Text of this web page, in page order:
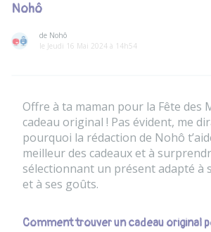
Nohô
de Nohô
le Jeudi 16 Mai 2024 à 14h54
Offre à ta maman pour la Fête des
cadeau original ! Pas évident, me
pourquoi la rédaction de Nohô
meilleur des cadeaux et à
sélectionnant un présent adapté à
et à ses goûts.
Comment trouver un cadeau original